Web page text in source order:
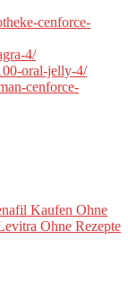
cenforce-
4/
oral-jelly-4/
cenforce-
Kaufen Ohne
Ohne Rezepte